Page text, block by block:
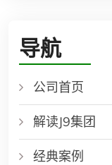
导航
公司首页
解读J9集团
经典案例